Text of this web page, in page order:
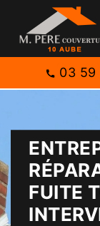
03 59
FUITE